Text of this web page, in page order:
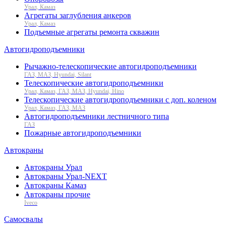
Урал, Камаз
Агрегаты заглубления анкеров
Урал, Камаз
Подъемные агрегаты ремонта скважин
Автогидроподъемники
Рычажно-телескопические автогидроподъемники
ГАЗ, МАЗ, Hyundai, Silant
Телескопические автогидроподъемники
Урал, Камаз, ГАЗ, МАЗ, Hyundai, Hino
Телескопические автогидроподъемники с доп. коленом
Урал, Камаз, ГАЗ, МАЗ
Автогидроподъемники лестничного типа
ГАЗ
Пожарные автогидроподъемники
Автокраны
Автокраны Урал
Автокраны Урал-NEXT
Автокраны Камаз
Автокраны прочие
Iveco
Самосвалы